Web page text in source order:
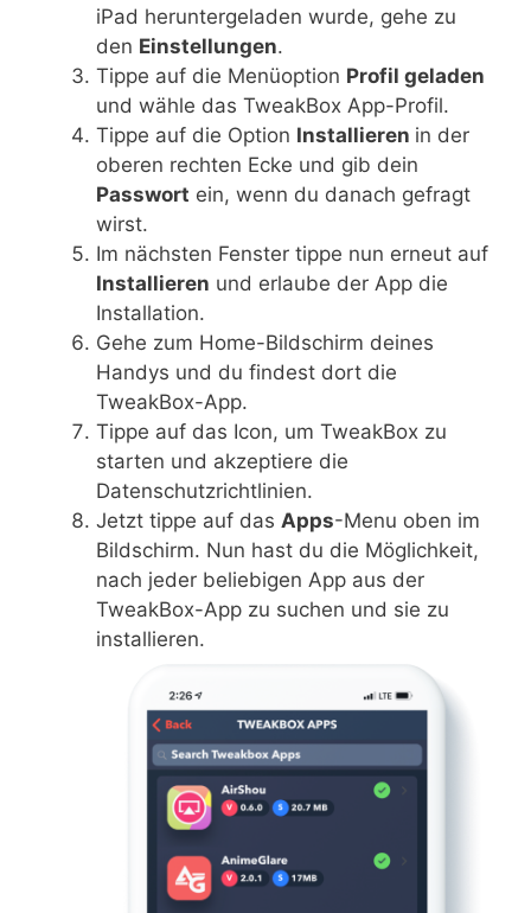
iPad heruntergeladen wurde, gehe zu
den Einstellungen.
Tippe auf die Menüoption Profil geladen
und wähle das TweakBox App-Profil.
Tippe auf die Option Installieren in der
oberen rechten Ecke und gib dein
Passwort ein, wenn du danach gefragt
wirst.
Im nächsten Fenster tippe nun erneut auf
Installieren und erlaube der App die
Installation.
Gehe zum Home-Bildschirm deines
Handys und du findest dort die
TweakBox-App.
Tippe auf das Icon, um TweakBox zu
starten und akzeptiere die
Datenschutzrichtlinien.
Jetzt tippe auf das Apps-Menu oben im
Bildschirm. Nun hast du die Möglichkeit,
nach jeder beliebigen App aus der
TweakBox-App zu suchen und sie zu
installieren.